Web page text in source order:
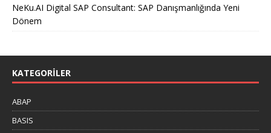
NeKu.AI Digital SAP Consultant: SAP Danışmanlığında Yeni
Dönem
KATEGORILER
ABAP
BASIS